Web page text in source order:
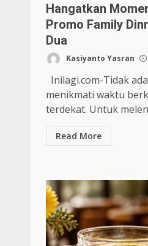
Hangatkan
Promo Family
Dua
Kasiyanto Yasran
Inilagi.com-Tidak
menikmati waktu
terdekat. Untuk
Read More